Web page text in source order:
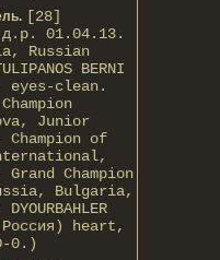
[28]
д.р. 01.04.13.
Russian
BERNI
eyes-clean.
Junior
Champion of
Champion
Bulgaria,
(Россия) heart,
0.)